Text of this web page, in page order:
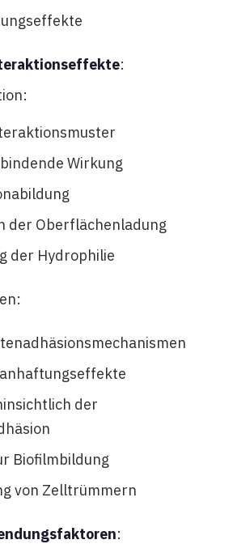
:
Wirkung
der Oberflächenladung
der Hydrophilie
der
Biofilmbildung
von Zelltrümmern
: